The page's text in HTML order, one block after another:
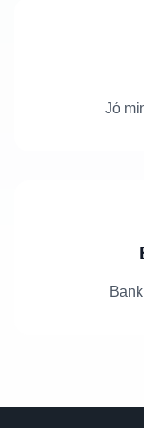
Jó